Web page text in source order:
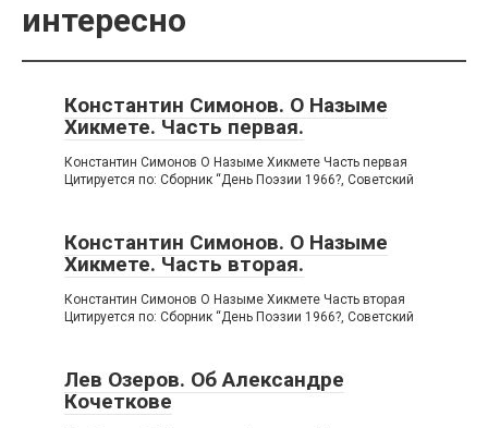
интересно
Константин Симонов. О Назыме
Хикмете. Часть первая.
Константин Симонов О Назыме Хикмете Часть первая
Цитируется по: Сборник “День Поэзии 1966?, Советский
Константин Симонов. О Назыме
Хикмете. Часть вторая.
Константин Симонов О Назыме Хикмете Часть вторая
Цитируется по: Сборник “День Поэзии 1966?, Советский
Лев Озеров. Об Александре
Кочеткове